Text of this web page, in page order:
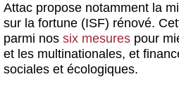
Attac propose notamment la
sur la fortune (ISF) rénové.
parmi nos six mesures pour
et les multinationales, et
sociales et écologiques.